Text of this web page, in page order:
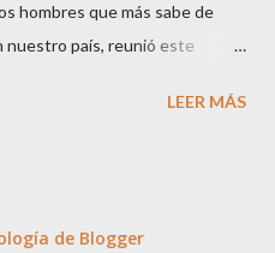
hombres que más sabe de
nuestro país, reunió este
largo de su vida profesional han
a Álex tal y como es, con
LEER MÁS
de Blogger